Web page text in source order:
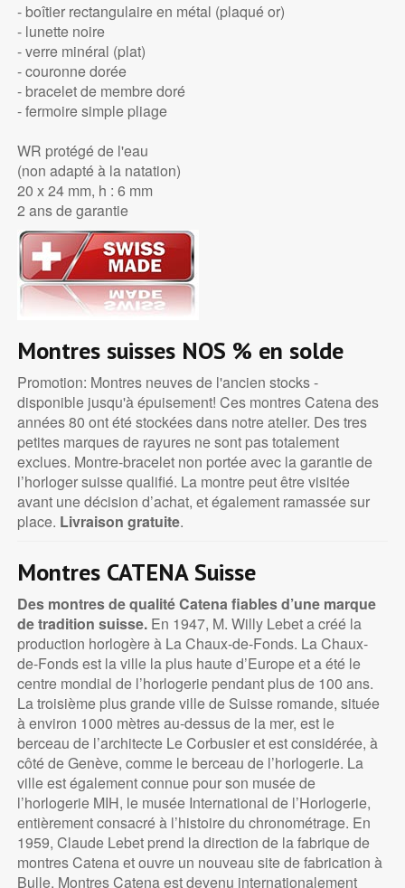
- boîtier rectangulaire en métal (plaqué or)
- lunette noire
- verre minéral (plat)
- couronne dorée
- bracelet de membre doré
- fermoire simple pliage
WR protégé de l'eau
(non adapté à la natation)
20 x 24 mm, h : 6 mm
2 ans de garantie
Montres suisses NOS % en solde
Promotion: Montres neuves de l'ancien stocks -
disponible jusqu'à épuisement! Ces montres Catena des
années 80 ont été stockées dans notre atelier. Des tres
petites marques de rayures ne sont pas totalement
exclues. Montre-bracelet non portée avec la garantie de
l’horloger suisse qualifié. La montre peut être visitée
avant une décision d’achat, et également ramassée sur
place. Livraison gratuite.
Montres CATENA Suisse
Des montres de qualité Catena fiables d’une marque
de tradition suisse.En 1947, M. Willy Lebet a créé la
production horlogère à La Chaux-de-Fonds. La Chaux-
de-Fonds est la ville la plus haute d’Europe et a été le
centre mondial de l’horlogerie pendant plus de 100 ans.
La troisième plus grande ville de Suisse romande, située
à environ 1000 mètres au-dessus de la mer, est le
berceau de l’architecte Le Corbusier et est considérée, à
côté de Genève, comme le berceau de l’horlogerie. La
ville est également connue pour son musée de
l’horlogerie MIH, le musée International de l’Horlogerie,
entièrement consacré à l’histoire du chronométrage. En
1959, Claude Lebet prend la direction de la fabrique de
montres Catena et ouvre un nouveau site de fabrication à
Bulle. Montres Catena est devenu internationalement